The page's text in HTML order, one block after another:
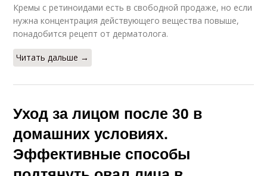
Кремы с ретиноидами есть в свободной продаже, но если
нужна концентрация действующего вещества повыше,
понадобится рецепт от дерматолога.
Читать дальше →
Уход за лицом после 30 в
домашних условиях.
Эффективные способы